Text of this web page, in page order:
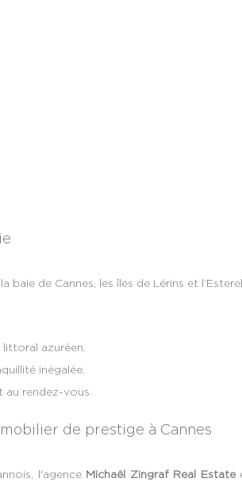
de Cannes, les îles de Lérins et l’Esterel.
azuréen.
inégalée.
rendez-vous.
de prestige à Cannes
l'agence Michaël Zingraf Real Estate